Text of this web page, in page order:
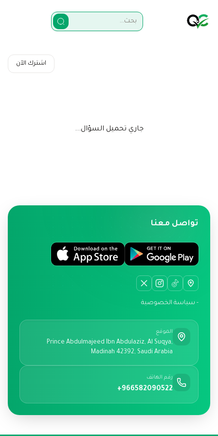
اشترك الآن
جاري تحميل السؤال...
تواصل معنا
- سياسة الخصوصية
الموقع
Prince Abdulmajeed Ibn Abdulaziz, Al Suqya,
Madinah 42392, Saudi Arabia
رقم الهاتف
+966582090522